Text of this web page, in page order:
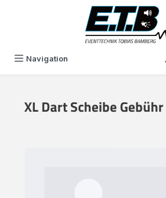
Navigation
XL Dart Scheibe Gebühr